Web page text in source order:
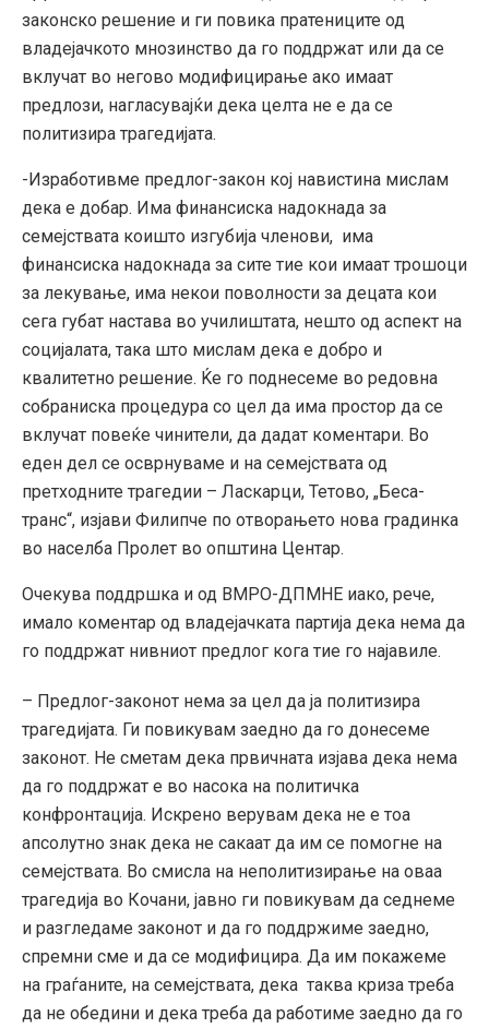
законско решение и ги повика пратениците од
владејачкото мнозинство да го поддржат или да се
вклучат во негово модифицирање ако имаат
предлози, нагласувајќи дека целта не е да се
политизира трагедијата.
-Изработивме предлог-закон кој навистина мислам
дека е добар. Има финансиска надокнада за
семејствата коишто изгубија членови, има
финансиска надокнада за сите тие кои имаат трошоци
за лекување, има некои поволности за децата кои
сега губат настава во училиштата, нешто од аспект на
социјалата, така што мислам дека е добро и
квалитетно решение. Ќе го поднесеме во редовна
собраниска процедура со цел да има простор да се
вклучат повеќе чинители, да дадат коментари. Во
еден дел се осврнуваме и на семејствата од
претходните трагедии – Ласкарци, Тетово, „Беса-
транс“, изјави Филипче по отворањето нова градинка
во населба Пролет во општина Центар.
Очекува поддршка и од ВМРО-ДПМНЕ иако, рече,
имало коментар од владејачката партија дека нема да
го поддржат нивниот предлог кога тие го најавиле.
– Предлог-законот нема за цел да ја политизира
трагедијата. Ги повикувам заедно да го донесеме
законот. Не сметам дека првичната изјава дека нема
да го поддржат е во насока на политичка
конфронтација. Искрено верувам дека не е тоа
апсолутно знак дека не сакаат да им се помогне на
семејствата. Во смисла на неполитизирање на оваа
трагедија во Кочани, јавно ги повикувам да седнеме
и разгледаме законот и да го поддржиме заедно,
спремни сме и да се модифицира. Да им покажеме
на граѓаните, на семејствата, дека таква криза треба
да не обедини и дека треба да работиме заедно да го